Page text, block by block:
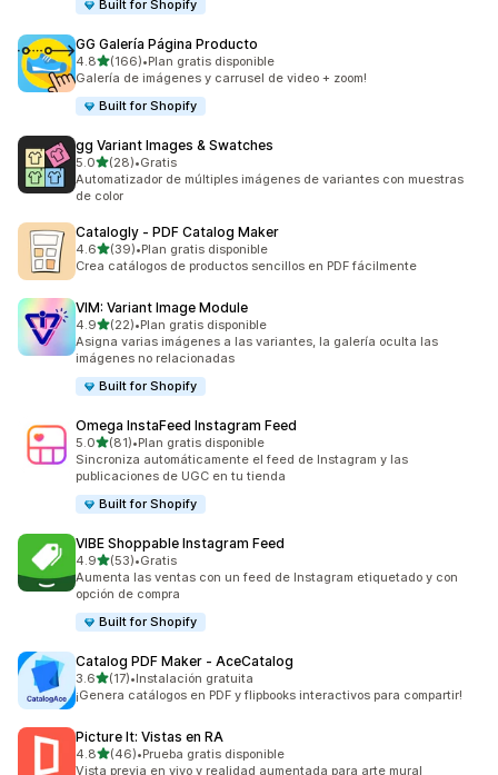
Built for Shopify
GG Galería Página Producto
4.8de 5 estrellas
(166)
166 reseñas en total
•Plan gratis disponible
Galería de imágenes y carrusel de video + zoom!
Built for Shopify
gg Variant Images & Swatches
5.0de 5 estrellas
(28)
28 reseñas en total
•Gratis
Automatizador de múltiples imágenes de variantes con muestras
de color
Catalogly ‑ PDF Catalog Maker
4.6de 5 estrellas
(39)
39 reseñas en total
•Plan gratis disponible
Crea catálogos de productos sencillos en PDF fácilmente
VIM: Variant Image Module
4.9de 5 estrellas
(22)
22 reseñas en total
•Plan gratis disponible
Asigna varias imágenes a las variantes, la galería oculta las
imágenes no relacionadas
Built for Shopify
Omega InstaFeed Instagram Feed
5.0de 5 estrellas
(81)
81 reseñas en total
•Plan gratis disponible
Sincroniza automáticamente el feed de Instagram y las
publicaciones de UGC en tu tienda
Built for Shopify
VIBE Shoppable Instagram Feed
4.9de 5 estrellas
(53)
53 reseñas en total
•Gratis
Aumenta las ventas con un feed de Instagram etiquetado y con
opción de compra
Built for Shopify
Catalog PDF Maker ‑ AceCatalog
3.6de 5 estrellas
(17)
17 reseñas en total
•Instalación gratuita
¡Genera catálogos en PDF y flipbooks interactivos para compartir!
Picture It: Vistas en RA
4.8de 5 estrellas
(46)
46 reseñas en total
•Prueba gratis disponible
Vista previa en vivo y realidad aumentada para arte mural